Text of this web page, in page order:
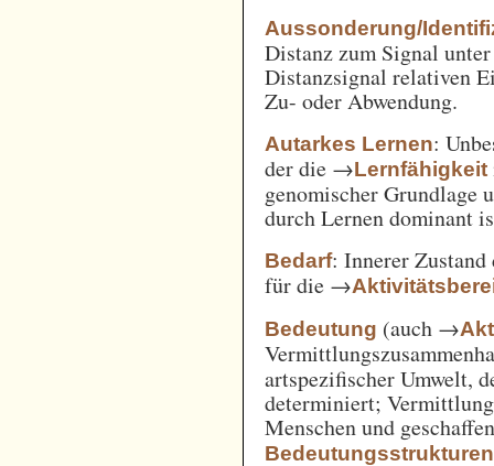
Aussonderung/
Distanz zum Signal
Distanzsignal relativen
Zu- oder Abwendung.
Autarkes Lernen:
der die →Lernfähigkeit
genomischer Grundlage
durch Lernen dominant
Bedarf: Innerer
für die →
Bedeutung (auch →
artspezifischer Umwelt,
determiniert;
Menschen und
Bedeutungsstrukturen